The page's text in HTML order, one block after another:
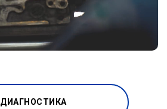
ДИАГНОСТИКА